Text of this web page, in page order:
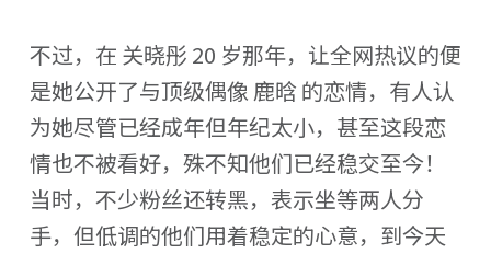
不过，在 关晓彤 20 岁那年，让全网热议的便
是她公开了与顶级偶像 鹿晗 的恋情，有人认
为她尽管已经成年但年纪太小，甚至这段恋
情也不被看好，殊不知他们已经稳交至今！
当时，不少粉丝还转黑，表示坐等两人分
手，但低调的他们用着稳定的心意，到今天